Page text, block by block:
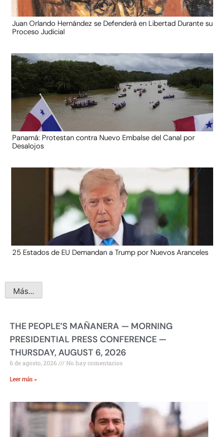
Juan Orlando Hernández se Defenderá en Libertad Durante su
Proceso Judicial
Panamá: Protestan contra Nuevo Embalse del Canal por
Desalojos
25 Estados de EU Demandan a Trump por Nuevos Aranceles
Más...
THE PEOPLE’S MAÑANERA — MORNING
PRESIDENTIAL PRESS CONFERENCE —
THURSDAY, AUGUST 6, 2026
6 de agosto, 2026 No hay comentarios
Leer más »